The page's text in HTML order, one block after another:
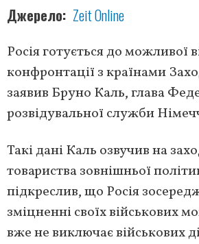
Джерело Zeit Online
Росія готується до можливої
конфронтації з країнами
заявив Бруно Каль, глава
розвідувальної служби
Такі дані Каль озвучив на
товариства зовнішньої
підкреслив, що Росія
зміцненні своїх військових
вже не виключає військових